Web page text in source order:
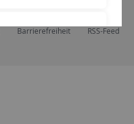
Barrierefreiheit RSS-Feed